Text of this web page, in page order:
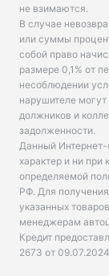
не взимаются.
В случае
или суммы
собой право
размере 0,1% от
несоблюдении
нарушителе
должников и
задолженности.
Данный Интернет-
характер и ни при
определяемой
РФ. Для
указанных
менеджерам
Кредит
2673 от 09.07.2024